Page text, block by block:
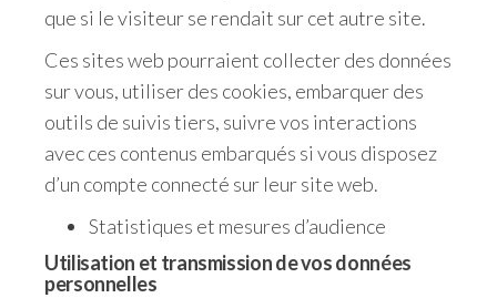
que si le visiteur se rendait sur cet autre site.
Ces sites web pourraient collecter des données
sur vous, utiliser des cookies, embarquer des
outils de suivis tiers, suivre vos interactions
avec ces contenus embarqués si vous disposez
d’un compte connecté sur leur site web.
Statistiques et mesures d’audience
Utilisation et transmission de vos données
personnelles